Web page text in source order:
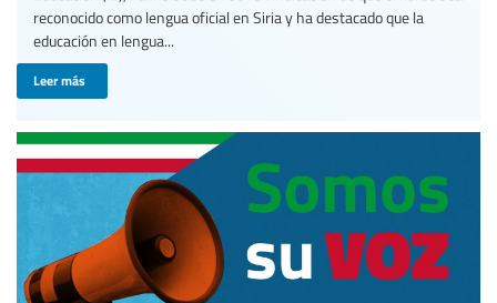
reconocido como lengua oficial en Siria y ha destacado que la
educación en lengua...
Leer más